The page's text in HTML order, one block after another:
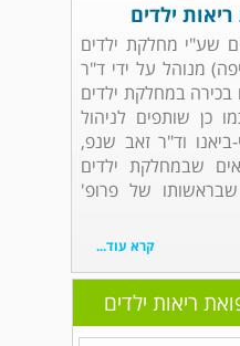
ילדים
שע"י מחלקת ילדים
מנוהל על ידי ד"ר
בכירה במחלקת ילדים
כן שותפים לניהול
ביאנו וד"ר זאב שנפ,
שבמחלקת ילדים
של פרופ'
קרא עוד...
ריאות ילדים